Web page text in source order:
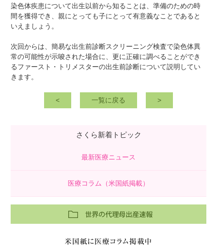
染色体疾患について出生以前から知ることは、準備のための時
間を獲得でき、親にとっても子にとって有意義なことであると
いえましょう。
次回からは、簡易な出生前診断スクリーニング検査で染色体異
常の可能性が示唆された場合に、更に正確に調べることができ
るファースト・トリメスターの出生前診断について説明してい
きます。
< 一覧に戻る >
さくら新着トピック
最新医療ニュース
医療コラム（米国紙掲載）